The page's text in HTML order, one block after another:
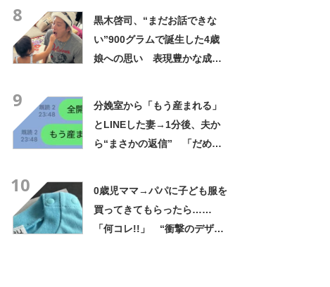
8
黒木啓司、“まだお話できな
い”900グラムで誕生した4歳
娘への思い 表現豊かな成長
9
分娩室から「もう産まれる」
とLINEした妻→1分後、夫か
ら“まさかの返信” 「だめ
10
0歳児ママ→パパに子ども服を
買ってきてもらったら……
「何コレ!!」 “衝撃のデザイ